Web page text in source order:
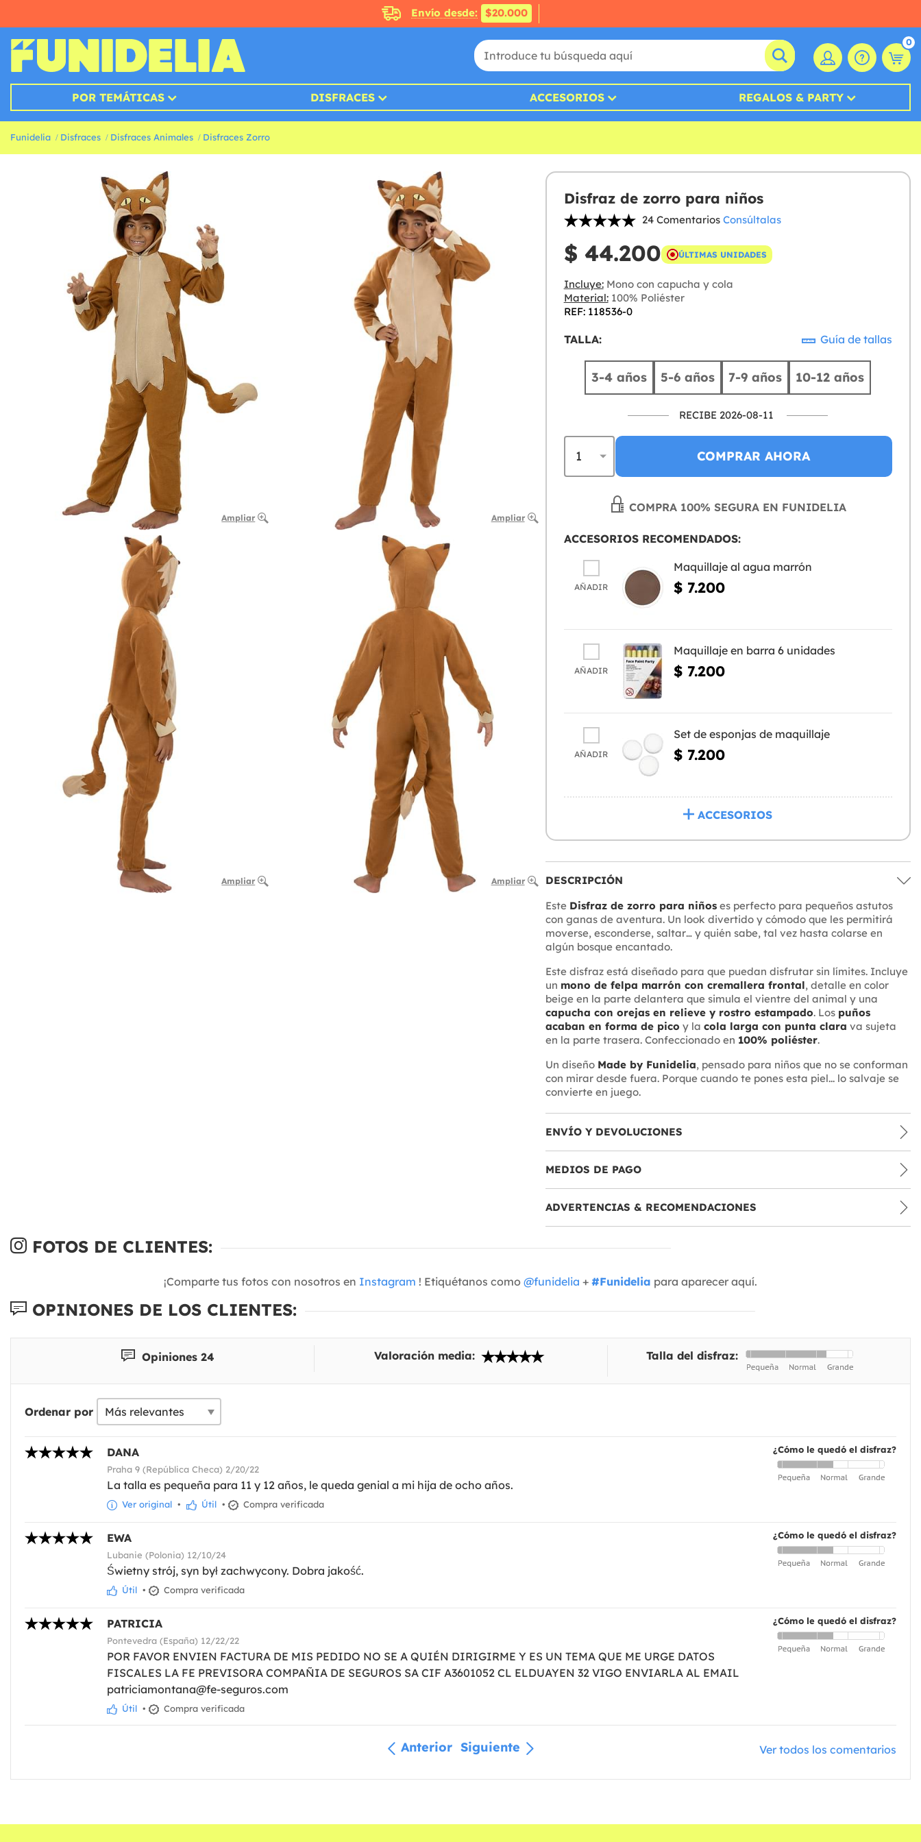
Envío desde: $20.000
0
POR TEMÁTICAS DISFRACES ACCESORIOS REGALOS & PARTY
Funidelia Disfraces Disfraces Animales Disfraces Zorro
Ampliar Ampliar
Ampliar Ampliar
Disfraz de zorro para niños
24 Comentarios Consúltalas
$ 44.200 ÚLTIMAS UNIDADES
Incluye:Mono con capucha y cola
Material:100% Poliéster
REF: 118536-0
TALLA: Guía de tallas
3-4 años 5-6 años 7-9 años 10-12 años
RECIBE 2026-08-11
COMPRAR AHORA
COMPRA 100% SEGURA EN FUNIDELIA
ACCESORIOS RECOMENDADOS:
AÑADIR
Maquillaje al agua marrón
$ 7.200
AÑADIR
Maquillaje en barra 6 unidades
$ 7.200
AÑADIR
Set de esponjas de maquillaje
$ 7.200
ACCESORIOS
DESCRIPCIÓN
Este Disfraz de zorro para niñoses perfecto para pequeños astutos
con ganas de aventura. Un look divertido y cómodo que les permitirá
moverse, esconderse, saltar… y quién sabe, tal vez hasta colarse en
algún bosque encantado.
Este disfraz está diseñado para que puedan disfrutar sin límites. Incluye
un mono de felpa marrón con cremallera frontal, detalle en color
beige en la parte delantera que simula el vientre del animal y una
capucha con orejas en relieve y rostro estampado. Los puños
acaban en forma de pico y la cola larga con punta clara va sujeta
en la parte trasera. Confeccionado en 100% poliéster.
Un diseño Made by Funidelia, pensado para niños que no se conforman
con mirar desde fuera. Porque cuando te pones esta piel... lo salvaje se
convierte en juego.
ENVÍO Y DEVOLUCIONES
MEDIOS DE PAGO
ADVERTENCIAS & RECOMENDACIONES
FOTOS DE CLIENTES:
¡Comparte tus fotos con nosotros en Instagram ! Etiquétanos como @funidelia + #Funidelia para aparecer aquí.
OPINIONES DE LOS CLIENTES:
Opiniones 24 Valoración media: Talla del disfraz:
Ordenar por
¿Cómo le quedó el disfraz?
DANA
Praha 9 (República Checa) 2/20/22
La talla es pequeña para 11 y 12 años, le queda genial a mi hija de ocho años.
Ver original • Útil • Compra verificada
¿Cómo le quedó el disfraz?
EWA
Lubanie (Polonia) 12/10/24
Świetny strój, syn był zachwycony. Dobra jakość.
Útil • Compra verificada
¿Cómo le quedó el disfraz?
PATRICIA
Pontevedra (España) 12/22/22
POR FAVOR ENVIEN FACTURA DE MIS PEDIDO NO SE A QUIÉN DIRIGIRME Y ES UN TEMA QUE ME URGE DATOS
FISCALES LA FE PREVISORA COMPAÑIA DE SEGUROS SA CIF A3601052 CL ELDUAYEN 32 VIGO ENVIARLA AL EMAIL
patriciamontana@fe-seguros.com
Útil • Compra verificada
Anterior Siguiente Ver todos los comentarios